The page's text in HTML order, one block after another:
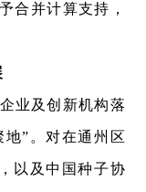
合并计算支持，
业及创新机构落
”。对在通州区
以及中国种子协